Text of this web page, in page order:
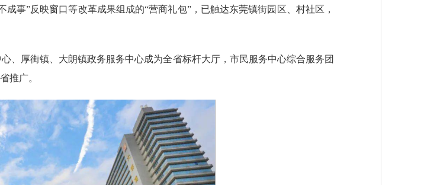
”反映窗口等改革成果组成的“营商礼包”，已触达东莞镇街园区、村社区，
厚街镇、大朗镇政务服务中心成为全省标杆大厅，市民服务中心综合服务团
推广。